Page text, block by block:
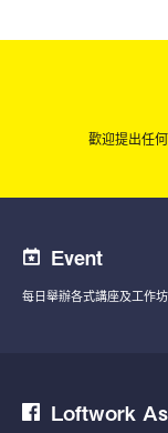
歡迎提出任
Event
每日舉辦各式講座及工作坊
Loftwork